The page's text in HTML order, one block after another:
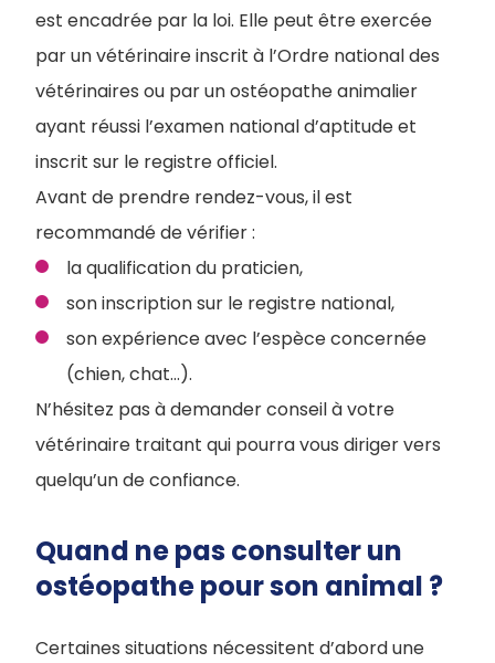
est encadrée par la loi. Elle peut être exercée
par un vétérinaire inscrit à l’Ordre national des
vétérinaires ou par un ostéopathe animalier
ayant réussi l’examen national d’aptitude et
inscrit sur le registre officiel.
Avant de prendre rendez-vous, il est
recommandé de vérifier :
la qualification du praticien,
son inscription sur le registre national,
son expérience avec l’espèce concernée
(chien, chat…).
N’hésitez pas à demander conseil à votre
vétérinaire traitant qui pourra vous diriger vers
quelqu’un de confiance.
Quand ne pas consulter un
ostéopathe pour son animal ?
Certaines situations nécessitent d’abord une